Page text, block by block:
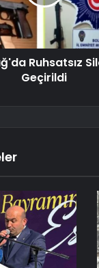
Ruhsatsız
Geçirildi